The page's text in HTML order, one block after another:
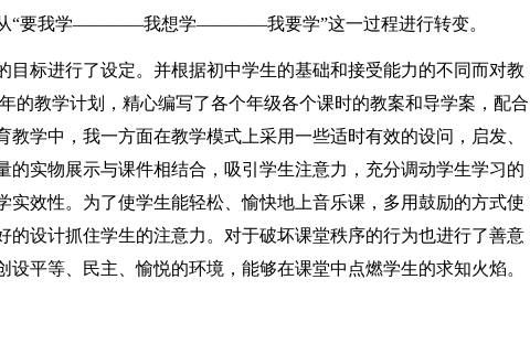
从“要我学————我想学————我要学”这一过程进行转变。
目标进行了设定。并根据初中学生的基础和接受能力的不同而对教
的教学计划，精心编写了各个年级各个课时的教案和导学案，配合
学中，我一方面在教学模式上采用一些适时有效的设问，启发、
的实物展示与课件相结合，吸引学生注意力，充分调动学生学习的
实效性。为了使学生能轻松、愉快地上音乐课，多用鼓励的方式使
的设计抓住学生的注意力。对于破坏课堂秩序的行为也进行了善意
平等、民主、愉悦的环境，能够在课堂中点燃学生的求知火焰。